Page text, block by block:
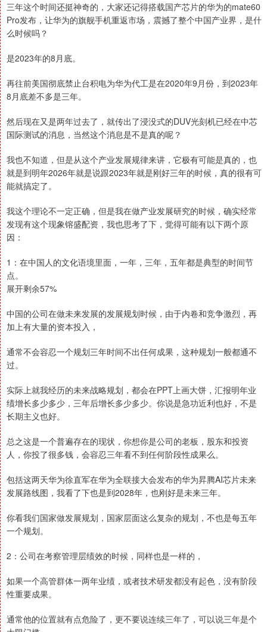
三年这个时间还挺神奇的，大家还记得搭载国产芯片的华为的mate60
Pro发布，让华为的旗舰手机重返市场，震撼了整个中国产业界，是什
么时候吗？
是2023年的8月底。
再往前美国彻底禁止台积电为华为代工是在2020年9月份，到2023年
8月底差不多是三年。
然后现在又是两年过去了，就传出了浸没式的DUV光刻机已经在中芯
国际测试的消息，当然这个消息是不是真的呢？
我也不知道，但是从这个产业发展规律来讲，它极有可能是真的，也
就是到明年2026年就是说跟2023年就是刚好三年的时候，真的很有可
能就搞定了。
我这个理论不一定正确，但是我在做产业发展研究的时候，确实经常
发现有这个现象镕盛配资，我也思考了下，觉得可能有以下两个原
因：
1：在中国人的文化语境里面，一年，三年，五年都是典型的时间节
点。
展开剩余57%
中国的公司在做未来发展的发展规划时候，由于内卷和竞争激烈，再
加上有大量的资本投入，
通常不会容忍一个规划三年时间不出任何成果，这种规划一般都通不
过。
实际上就我经历的未来战略规划，都会在PPT上画大饼，汇报明年业
绩增长多少多少，三年后增长多少多少。你说是急功近利也好，不是
长期主义也好。
总之这是一个普遍存在的现状，你想你是公司的老板，股东和投资
人，你投了很多钱，会容忍三年看不到任何阶段性成果么。
包括这两天华为徐直军在华为全联接大会发布的华为昇腾AI芯片未来
发展路线图，我看了下也是到2028年，也刚好是未来三年。
你看我们国家做发展规划，国家层面这么复杂的规划，不也是每五年
一个规划。
2：公司在考察管理层绩效的时候，同样也是一样的，
如果一个高管群体一两年业绩，或者技术研发都没有起色，没有阶段
性重要成果。
通常他的位置就有点危险了，更不要说连续三年了，可以说三年是个